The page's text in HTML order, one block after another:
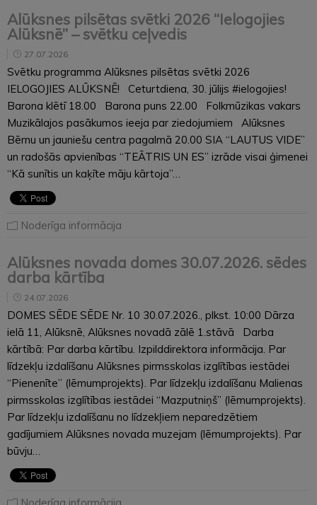
Alūksnes pilsētas svētki 2026 “Ielogojies
Alūksnē” – svētku ceļvedis
27.07.2026
Svētku programma Alūksnes pilsētas svētki 2026
IELOGOJIES ALŪKSNĒ! Ceturtdiena, 30. jūlijs #ielogojies!
Barona klētī 18.00 Barona puns 22.00 Folkmūzikas vakars
Muzikālajos pasākumos ieeja par ziedojumiem Alūksnes
Bērnu un jauniešu centra pagalmā 20.00 SIA “LAUTUS VIDE”
un radošās apvienības “TEĀTRIS UN ES” izrāde visai ģimenei
“Kā sunītis un kaķīte māju kārtoja”…
Noderīga informācija
Alūksnes novada domes 30.07.2026. sēdes
darba kārtība
24.07.2026
DOMES SĒDE SĒDE Nr. 10 30.07.2026., plkst. 10:00 Dārza
ielā 11, Alūksnē, Alūksnes novadā zālē 1.stāvā Darba
kārtībā: Par darba kārtību. Izpilddirektora informācija. Par
līdzekļu izdalīšanu Alūksnes pirmsskolas izglītības iestādei
“Pienenīte” (lēmumprojekts). Par līdzekļu izdalīšanu Malienas
pirmsskolas izglītības iestādei “Mazputniņš” (lēmumprojekts).
Par līdzekļu izdalīšanu no līdzekļiem neparedzētiem
gadījumiem Alūksnes novada muzejam (lēmumprojekts). Par
būvju…
Noderīga informācija